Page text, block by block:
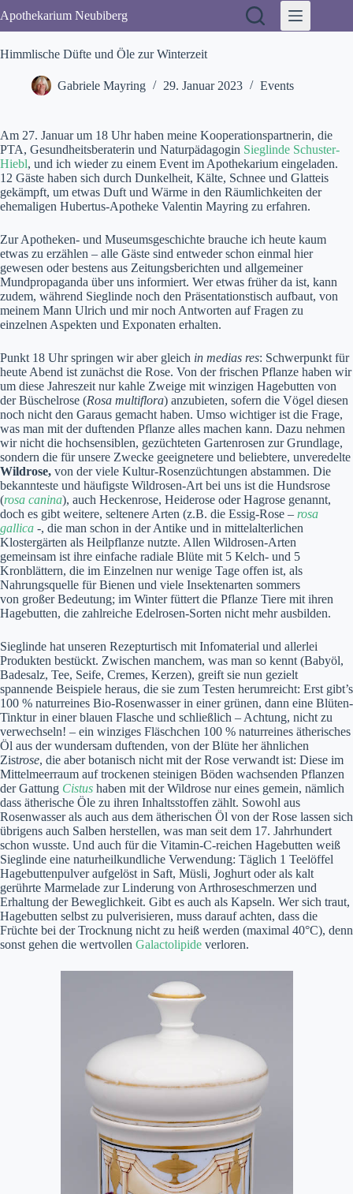
Inhalt
springen
Apothekarium Neubiberg
Himmlische Düfte und Öle zur Winterzeit
Gabriele Mayring 29. Januar 2023 Events
Am 27. Januar um 18 Uhr haben meine Kooperationspartnerin, die
PTA, Gesundheitsberaterin und Naturpädagogin Sieglinde Schuster-
Hiebl, und ich wieder zu einem Event im Apothekarium eingeladen.
12 Gäste haben sich durch Dunkelheit, Kälte, Schnee und Glatteis
gekämpft, um etwas Duft und Wärme in den Räumlichkeiten der
ehemaligen Hubertus-Apotheke Valentin Mayring zu erfahren.
Zur Apotheken- und Museumsgeschichte brauche ich heute kaum
etwas zu erzählen – alle Gäste sind entweder schon einmal hier
gewesen oder bestens aus Zeitungsberichten und allgemeiner
Mundpropaganda über uns informiert. Wer etwas früher da ist, kann
zudem, während Sieglinde noch den Präsentationstisch aufbaut, von
meinem Mann Ulrich und mir noch Antworten auf Fragen zu
einzelnen Aspekten und Exponaten erhalten.
Punkt 18 Uhr springen wir aber gleich in medias res: Schwerpunkt für
heute Abend ist zunächst die Rose. Von der frischen Pflanze haben wir
um diese Jahreszeit nur kahle Zweige mit winzigen Hagebutten von
der Büschelrose (Rosa multiflora) anzubieten, sofern die Vögel diesen
noch nicht den Garaus gemacht haben. Umso wichtiger ist die Frage,
was man mit der duftenden Pflanze alles machen kann. Dazu nehmen
wir nicht die hochsensiblen, gezüchteten Gartenrosen zur Grundlage,
sondern die für unsere Zwecke geeignetere und beliebtere, unveredelte
Wildrose, von der viele Kultur-Rosenzüchtungen abstammen. Die
bekannteste und häufigste Wildrosen-Art bei uns ist die Hundsrose
(rosa canina), auch Heckenrose, Heiderose oder Hagrose genannt,
doch es gibt weitere, seltenere Arten (z.B. die Essig-Rose – rosa
gallica -, die man schon in der Antike und in mittelalterlichen
Klostergärten als Heilpflanze nutzte. Allen Wildrosen-Arten
gemeinsam ist ihre einfache radiale Blüte mit 5 Kelch- und 5
Kronblättern, die im Einzelnen nur wenige Tage offen ist, als
Nahrungsquelle für Bienen und viele Insektenarten sommers
von großer Bedeutung; im Winter füttert die Pflanze Tiere mit ihren
Hagebutten, die zahlreiche Edelrosen-Sorten nicht mehr ausbilden.
Sieglinde hat unseren Rezepturtisch mit Infomaterial und allerlei
Produkten bestückt. Zwischen manchem, was man so kennt (Babyöl,
Badesalz, Tee, Seife, Cremes, Kerzen), greift sie nun gezielt
spannende Beispiele heraus, die sie zum Testen herumreicht: Erst gibt’s
100 % naturreines Bio-Rosenwasser in einer grünen, dann eine Blüten-
Tinktur in einer blauen Flasche und schließlich – Achtung, nicht zu
verwechseln! – ein winziges Fläschchen 100 % naturreines ätherisches
Öl aus der wundersam duftenden, von der Blüte her ähnlichen
Zistrose, die aber botanisch nicht mit der Rose verwandt ist: Diese im
Mittelmeerraum auf trockenen steinigen Böden wachsenden Pflanzen
der Gattung Cistus haben mit der Wildrose nur eines gemein, nämlich
dass ätherische Öle zu ihren Inhaltsstoffen zählt. Sowohl aus
Rosenwasser als auch aus dem ätherischen Öl von der Rose lassen sich
übrigens auch Salben herstellen, was man seit dem 17. Jahrhundert
schon wusste. Und auch für die Vitamin-C-reichen Hagebutten weiß
Sieglinde eine naturheilkundliche Verwendung: Täglich 1 Teelöffel
Hagebuttenpulver aufgelöst in Saft, Müsli, Joghurt oder als kalt
gerührte Marmelade zur Linderung von Arthroseschmerzen und
Erhaltung der Beweglichkeit. Gibt es auch als Kapseln. Wer sich traut,
Hagebutten selbst zu pulverisieren, muss darauf achten, dass die
Früchte bei der Trocknung nicht zu heiß werden (maximal 40°C), denn
sonst gehen die wertvollen Galactolipide verloren.